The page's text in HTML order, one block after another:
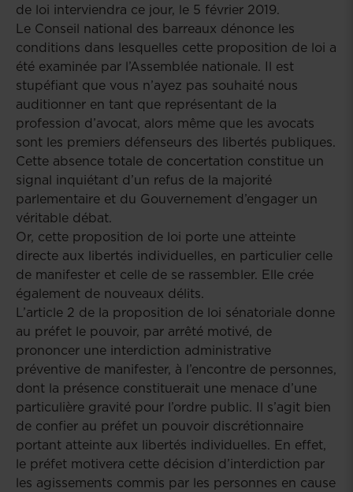
de loi interviendra ce jour, le 5 février 2019.
Le Conseil national des barreaux dénonce les
conditions dans lesquelles cette proposition de loi a
été examinée par l’Assemblée nationale. Il est
stupéfiant que vous n’ayez pas souhaité nous
auditionner en tant que représentant de la
profession d’avocat, alors même que les avocats
sont les premiers défenseurs des libertés publiques.
Cette absence totale de concertation constitue un
signal inquiétant d’un refus de la majorité
parlementaire et du Gouvernement d’engager un
véritable débat.
Or, cette proposition de loi porte une atteinte
directe aux libertés individuelles, en particulier celle
de manifester et celle de se rassembler. Elle crée
également de nouveaux délits.
L’article 2 de la proposition de loi sénatoriale donne
au préfet le pouvoir, par arrêté motivé, de
prononcer une interdiction administrative
préventive de manifester, à l’encontre de personnes,
dont la présence constituerait une menace d’une
particulière gravité pour l’ordre public. Il s’agit bien
de confier au préfet un pouvoir discrétionnaire
portant atteinte aux libertés individuelles. En effet,
le préfet motivera cette décision d’interdiction par
les agissements commis par les personnes en cause